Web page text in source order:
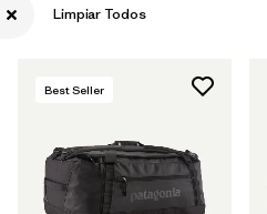
Limpiar Todos
Best Seller